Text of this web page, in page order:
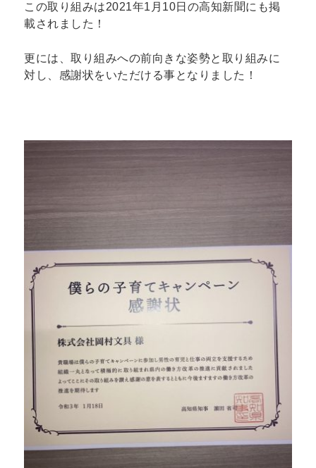
この取り組みは2021年1月10日の高知新聞にも掲
載されました！
更には、取り組みへの前向きな姿勢と取り組みに
対し、感謝状をいただける事となりました！